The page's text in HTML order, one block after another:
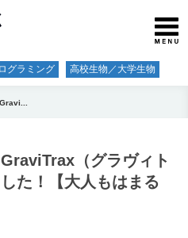
グラミング 高校生物／大学生物
（グラヴィト
た！【大人もはまる